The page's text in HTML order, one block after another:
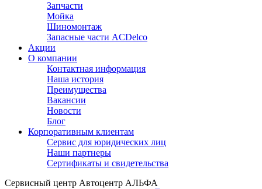
Запчасти
Мойка
Шиномонтаж
Запасные части ACDelco
Акции
О компании
Контактная информация
Наша история
Преимущества
Вакансии
Новости
Блог
Корпоративным клиентам
Сервис для юридических лиц
Наши партнеры
Сертификаты и свидетельства
Сервисный центр Автоцентр АЛЬФА